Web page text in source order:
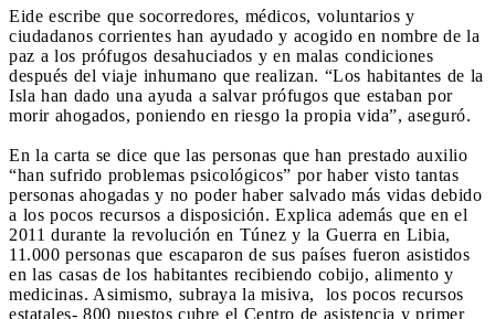
Eide escribe que socorredores, médicos, voluntarios y
ciudadanos corrientes han ayudado y acogido en nombre de la
paz a los prófugos desahuciados y en malas condiciones
después del viaje inhumano que realizan. “Los habitantes de la
Isla han dado una ayuda a salvar prófugos que estaban por
morir ahogados, poniendo en riesgo la propia vida”, aseguró.
En la carta se dice que las personas que han prestado auxilio
“han sufrido problemas psicológicos” por haber visto tantas
personas ahogadas y no poder haber salvado más vidas debido
a los pocos recursos a disposición. Explica además que en el
2011 durante la revolución en Túnez y la Guerra en Libia,
11.000 personas que escaparon de sus países fueron asistidos
en las casas de los habitantes recibiendo cobijo, alimento y
medicinas. Asimismo, subraya la misiva, los pocos recursos
estatales- 800 puestos cubre el Centro de asistencia y primer